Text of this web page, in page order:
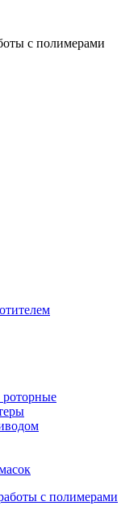
с полимерами
роторные